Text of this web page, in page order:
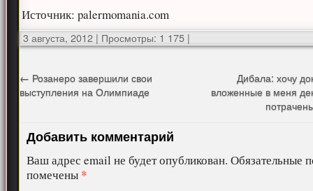
Источник: palermomania.com
3 августа, 2012 | Просмотры: 1 175 |
← Розанеро завершили свои
выступления на Олимпиаде
Дибала: хочу
вложенные в меня
Добавить комментарий
Ваш адрес email не будет опубликован. Обязательные
помечены *